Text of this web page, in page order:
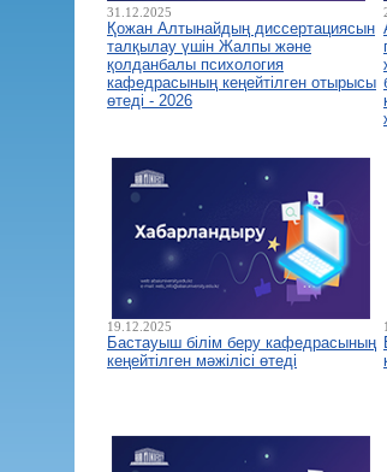
31.12.2025
Қожан Алтынайдың диссертациясын
талқылау үшін Жалпы және
қолданбалы психология
кафедрасының кеңейтілген отырысы
өтеді - 2026
19.12.2025
Бастауыш білім беру кафедрасының
кеңейтілген мәжілісі өтеді